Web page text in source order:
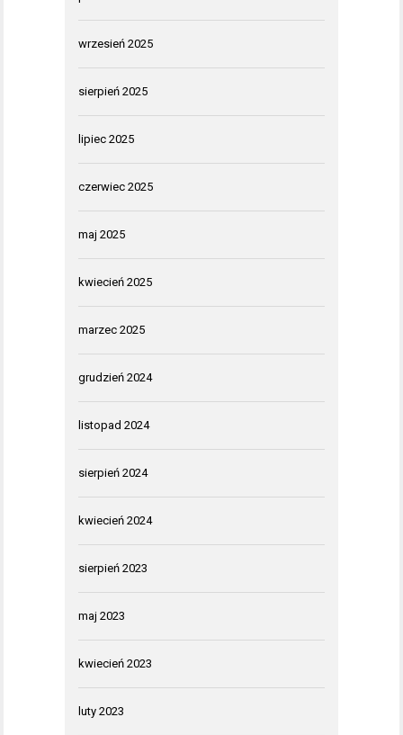
wrzesień 2025
sierpień 2025
lipiec 2025
czerwiec 2025
maj 2025
kwiecień 2025
marzec 2025
grudzień 2024
listopad 2024
sierpień 2024
kwiecień 2024
sierpień 2023
maj 2023
kwiecień 2023
luty 2023